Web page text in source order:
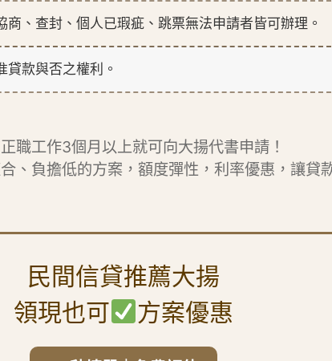
、查封、個人已瑕疵、跳票無法申請者皆可辦理。
款與否之權利。
職工作3個月以上就可向大揚代書申請！
、負擔低的方案，額度彈性，利率優惠，讓貸
民間信貸推薦大揚
領現也可
方案優惠